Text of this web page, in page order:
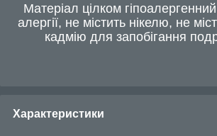
Матеріал цілком
алергії, не містить нікелю, не
кадмію для запобігання
Характеристики